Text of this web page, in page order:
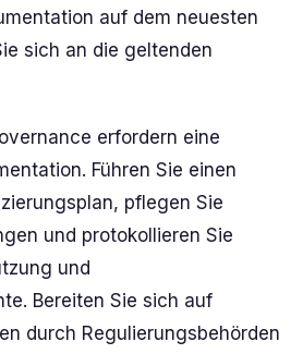
auf dem neuesten
sich an die geltenden
erfordern eine
Führen Sie einen
pflegen Sie
und protokollieren Sie
und
Bereiten Sie sich auf
durch Regulierungsbehörden